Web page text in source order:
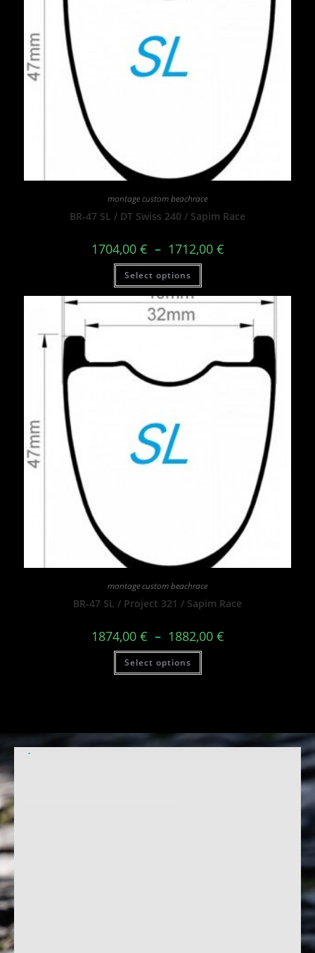
montage custom beachrace
BR-47 SL / DT Swiss 240 / Sapim Race
1704,00 € – 1712,00 €
Select options
montage custom beachrace
BR-47 SL / Project 321 / Sapim Race
1874,00 € – 1882,00 €
Select options